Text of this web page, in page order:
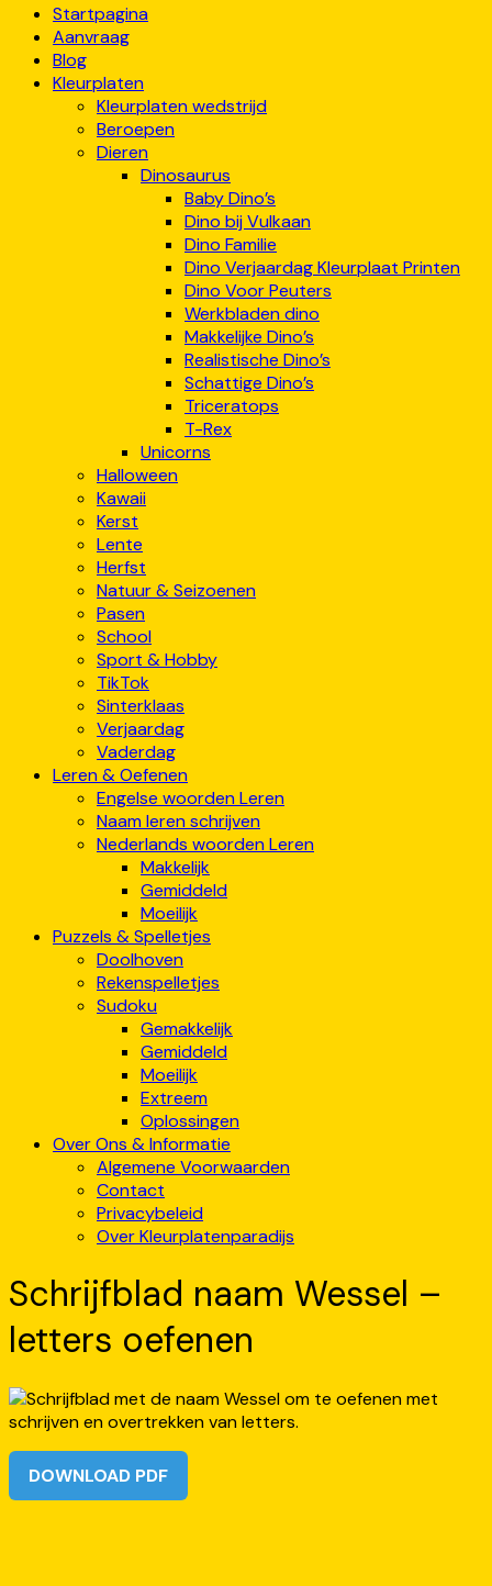
Startpagina
Aanvraag
Blog
Kleurplaten
Kleurplaten wedstrijd
Beroepen
Dieren
Dinosaurus
Baby Dino’s
Dino bij Vulkaan
Dino Familie
Dino Verjaardag Kleurplaat Printen
Dino Voor Peuters
Werkbladen dino
Makkelijke Dino’s
Realistische Dino’s
Schattige Dino’s
Triceratops
T-Rex
Unicorns
Halloween
Kawaii
Kerst
Lente
Herfst
Natuur & Seizoenen
Pasen
School
Sport & Hobby
TikTok
Sinterklaas
Verjaardag
Vaderdag
Leren & Oefenen
Engelse woorden Leren
Naam leren schrijven
Nederlands woorden Leren
Makkelijk
Gemiddeld
Moeilijk
Puzzels & Spelletjes
Doolhoven
Rekenspelletjes
Sudoku
Gemakkelijk
Gemiddeld
Moeilijk
Extreem
Oplossingen
Over Ons & Informatie
Algemene Voorwaarden
Contact
Privacybeleid
Over Kleurplatenparadijs
Schrijfblad naam Wessel –
letters oefenen
DOWNLOAD PDF